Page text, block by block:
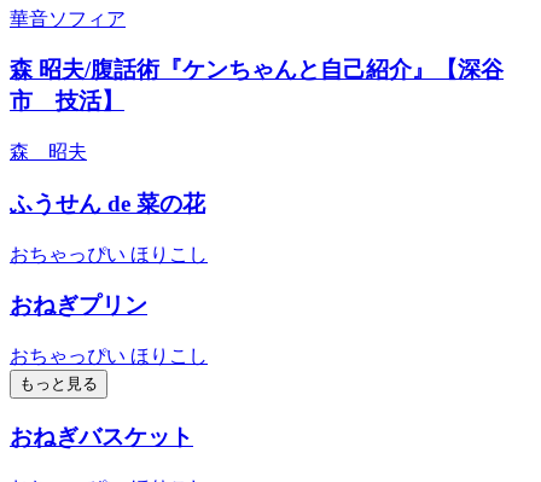
華音ソフィア
森 昭夫/腹話術『ケンちゃんと自己紹介』【深谷
市 技活】
森 昭夫
ふうせん de 菜の花
おちゃっぴい ほりこし
おねぎプリン
おちゃっぴい ほりこし
もっと見る
おねぎバスケット